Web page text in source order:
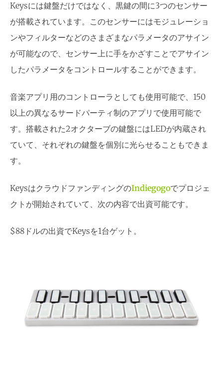
Keysには鍵盤だけではなく、黒鍵の間に3つのセンサー
が搭載されています。このセンサーにはモジュレーショ
ンやフィルターなどのさまざまなパラメータのアサイン
が可能なので、センサー上に手をかざすことでアサイン
したパラメータをコントロールすることができます。
音楽アプリ用のコントローラとしても使用可能で、150
以上の異なるサードパーティ制のアプリで使用可能で
す。搭載された2オクターブの鍵盤にはLEDが内蔵され
ていて、それぞれの鍵盤を個別に光らせることもできま
す。
KeysはクラウドファンディングのIndiegogoでプロジェ
クトが開始されていて、次の内容で出資可能です。
$88ドルの出資でKeysを1台ゲット。